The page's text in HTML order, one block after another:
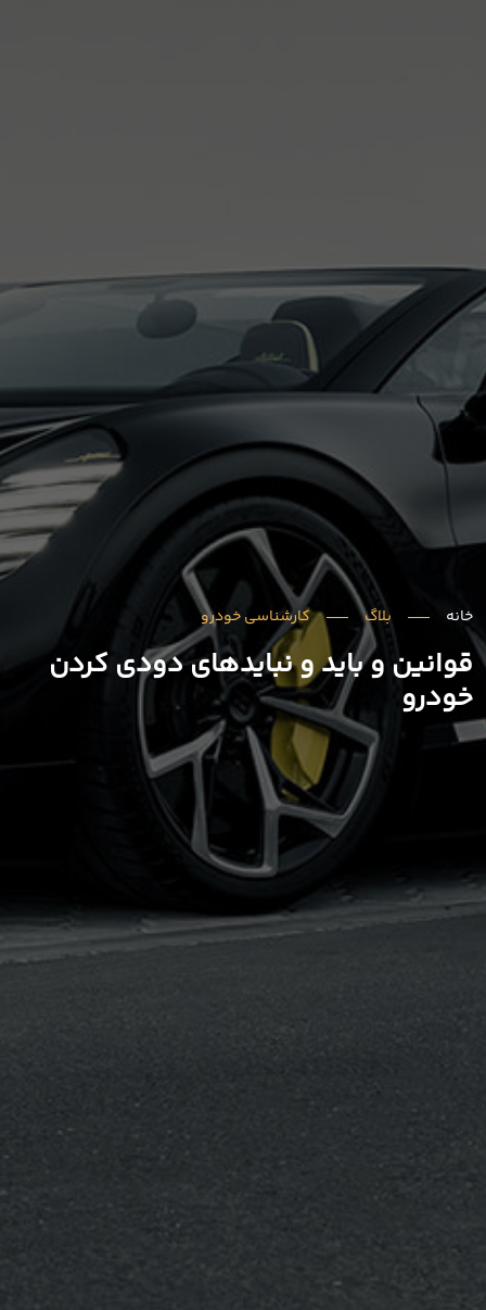
خانه بلاگ کارشناسی خودرو
قوانین و باید و نبایدهای دودی کردن
خودرو